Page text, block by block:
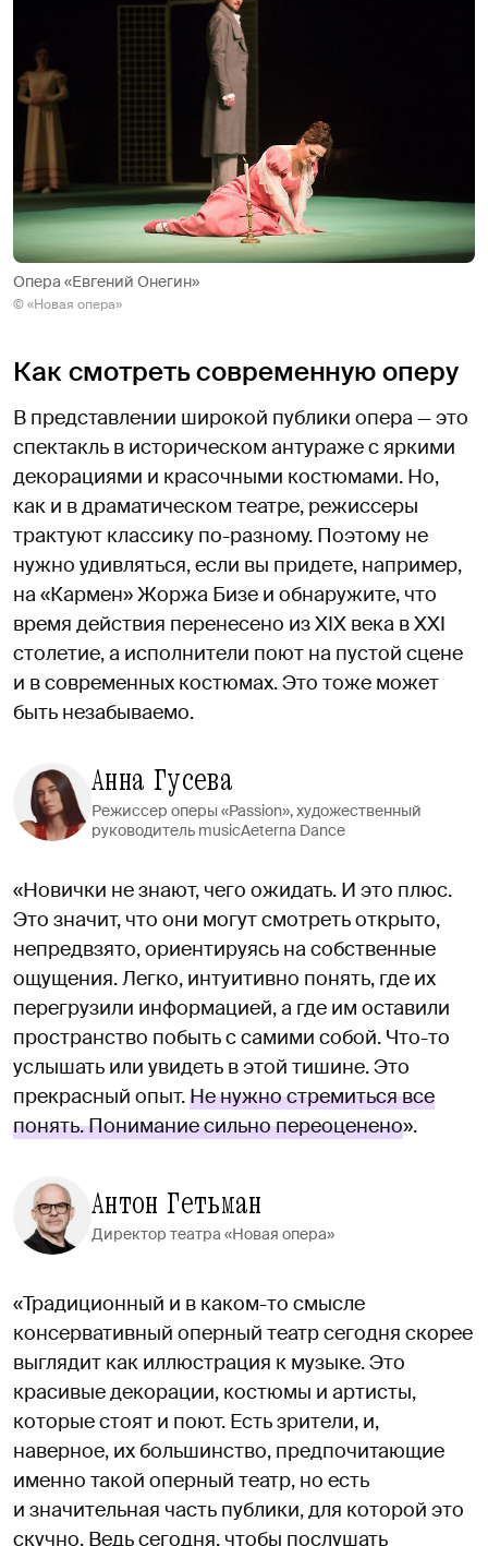
Опера «Евгений Онегин»
© «Новая опера»
Как смотреть современную оперу
В представлении широкой публики опера — это
спектакль в историческом антураже с яркими
декорациями и красочными костюмами. Но,
как и в драматическом театре, режиссеры
трактуют классику по-разному. Поэтому не
нужно удивляться, если вы придете, например,
на «Кармен» Жоржа Бизе и обнаружите, что
время действия перенесено из XIX века в XXI
столетие, а исполнители поют на пустой сцене
и в современных костюмах. Это тоже может
быть незабываемо.
Анна Гусева
Режиссер оперы «Passion», художественный
руководитель musicAeterna Dance
«Новички не знают, чего ожидать. И это плюс.
Это значит, что они могут смотреть открыто,
непредвзято, ориентируясь на собственные
ощущения. Легко, интуитивно понять, где их
перегрузили информацией, а где им оставили
пространство побыть с самими собой. Что-то
услышать или увидеть в этой тишине. Это
прекрасный опыт.Не нужно стремиться все
понять. Понимание сильно переоценено».
Антон Гетьман
Директор театра «Новая опера»
«Традиционный и в каком-то смысле
консервативный оперный театр сегодня скорее
выглядит как иллюстрация к музыке. Это
красивые декорации, костюмы и артисты,
которые стоят и поют. Есть зрители, и,
наверное, их большинство, предпочитающие
именно такой оперный театр, но есть
и значительная часть публики, для которой это
скучно. Ведь сегодня, чтобы послушать